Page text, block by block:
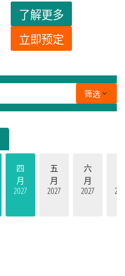
四
月
2027
五
月
2027
六
月
2027
了解更多
立即预定
筛选